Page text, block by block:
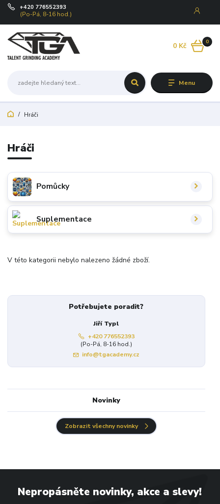
Menu
+420 776552393
(Po-Pá, 8-16 hod.)
0
0 Kč
Hráči
Hráči
Pomůcky
Suplementace
V této kategorii nebylo nalezeno žádné zboží.
Potřebujete poradit?
Jiří Typl
+420 776552393
(Po-Pá, 8-16 hod.)
info@tgacademy.cz
Novinky
Zobrazit všechny novinky
Nepropásněte novinky, akce a slevy!